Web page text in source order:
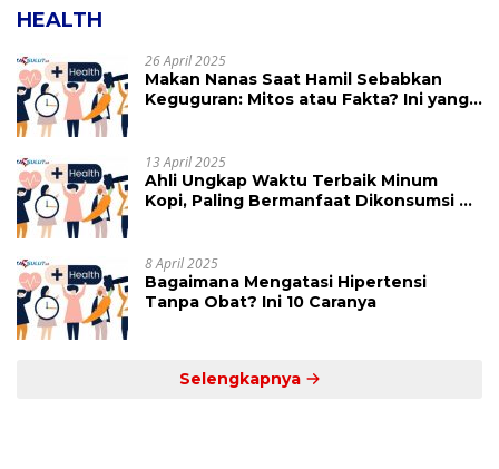
HEALTH
26 April 2025
Makan Nanas Saat Hamil Sebabkan
Keguguran: Mitos atau Fakta? Ini yang
13 April 2025
Ahli Ungkap Waktu Terbaik Minum
Kopi, Paling Bermanfaat Dikonsumsi di
8 April 2025
Bagaimana Mengatasi Hipertensi
Tanpa Obat? Ini 10 Caranya
Selengkapnya